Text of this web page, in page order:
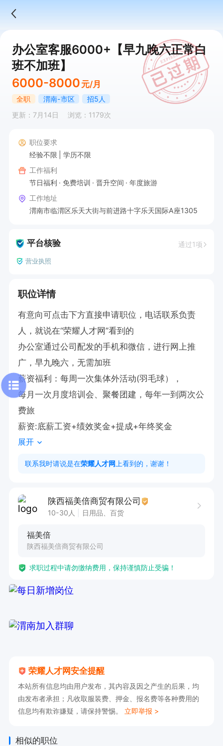
办公室客服6000+【早九晚六正常白
班不加班】
6000-8000 元/月
全职 渭南-市区
招5人
更新：7月14日
浏览：1179次
职位要求
经验不限
学历不限
工作福利
节日福利
免费培训 晋升空间
年度旅游
工作地址
渭南市临渭区乐天大街与前进路十字乐天国际A座1305
平台核验 通过1项
营业执照
职位详情
有意向可点击下方直接申请职位，电话联系负责
人，就说在“荣耀人才网”看到的
办公室通过公司配发的手机和微信，进行网上推
广，早九晚六，无需加班
薪资福利：每周一次集体外活动(羽毛球），
每月一次月度培训会、聚餐团建，每年一到两次公
费旅
薪资:底薪工资+绩效奖金+提成+年终奖金
展开
联系我时请说是在荣耀人才网 上看到的，谢谢！
陕西福美倍商贸有限公司
10-30人 日用品、百货
福美倍
陕西福美倍商贸有限公司
求职过程中请勿缴纳费用，保持谨慎防止受骗！
荣耀人才网安全提醒
本站所有信息均由用户发布，其内容及因之产生的后果，均
由发布者承担；凡收取服装费、押金、报名费等各种费用的
信息均有欺诈嫌疑，请保持警惕。 立即举报 >
相似的职位